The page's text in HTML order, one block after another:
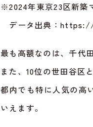
※2024年東京23区新築
データ出典：
最も高額なのは、千代
また、10位の世田谷区
都内でも特に人気の高
いえます。